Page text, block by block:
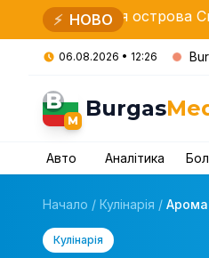
⚡ НОВО
острова Свята Анастасія
06.08.2026 • 12:26
B
M Burgas
Авто Аналітика
Начало / Кулінарія /
Кулінарія